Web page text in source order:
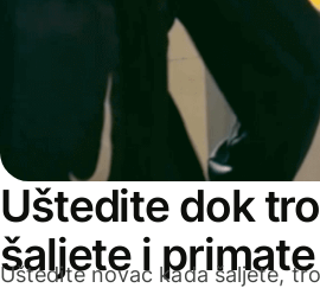
Uštedite dok
šaljete i
Uštedite novac kada šaljete,